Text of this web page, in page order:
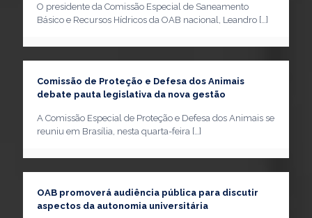
O presidente da Comissão Especial de Saneamento
Básico e Recursos Hídricos da OAB nacional, Leandro […]
Comissão de Proteção e Defesa dos Animais
debate pauta legislativa da nova gestão
A Comissão Especial de Proteção e Defesa dos Animais se
reuniu em Brasília, nesta quarta-feira […]
OAB promoverá audiência pública para discutir
aspectos da autonomia universitária